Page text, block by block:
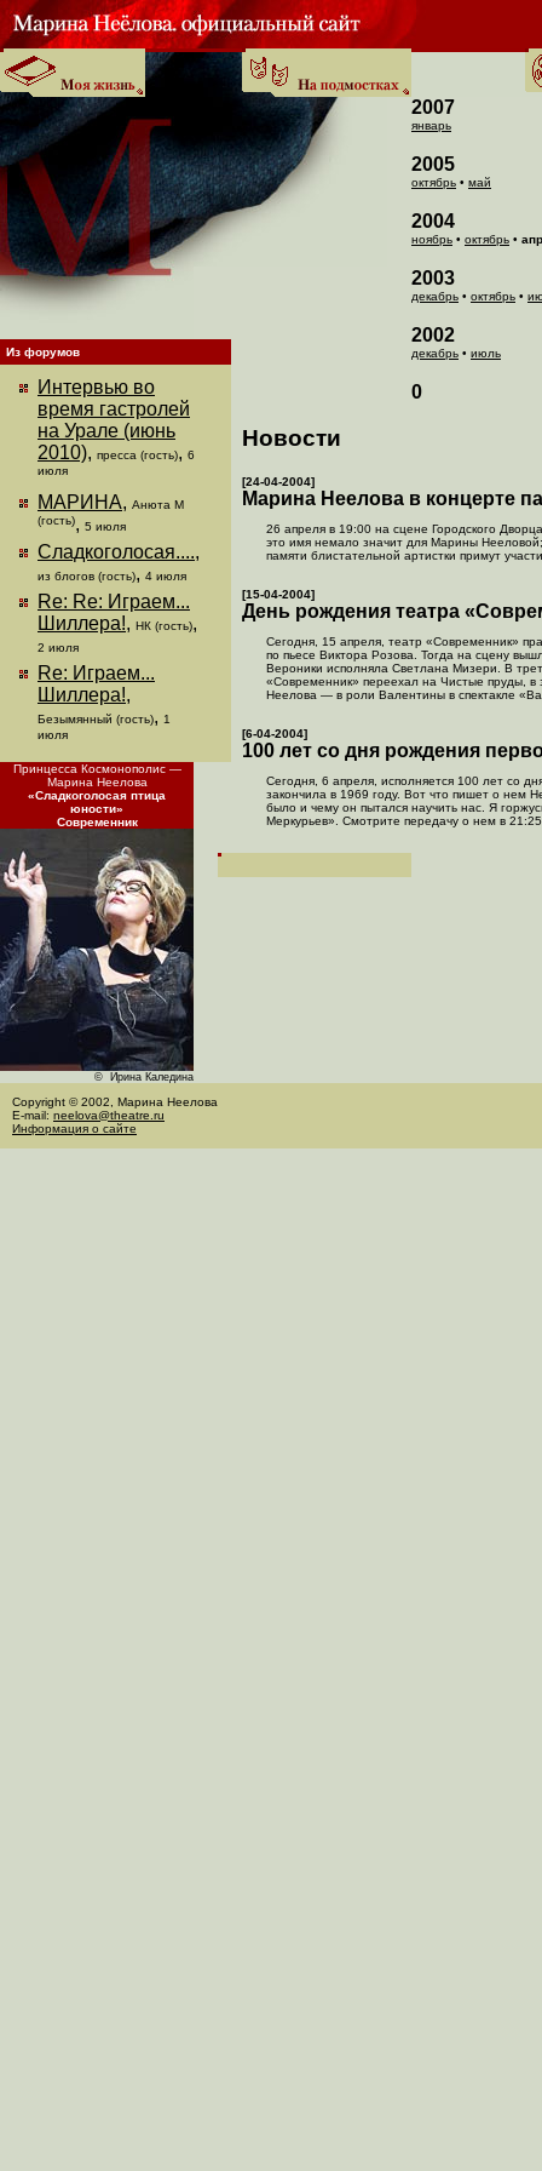
Из форумов
Интервью во
время гастролей
на Урале (июнь
2010), пресса (гость), 6
июля
МАРИНА, Анюта М
(гость), 5 июля
Сладкоголосая....,
из блогов (гость), 4 июля
Re: Re: Играем...
Шиллера!, НК (гость),
2 июля
Re: Играем...
Шиллера!,
Безымянный (гость), 1
июля
2007
январь
2005
октябрь • май
2004
ноябрь • октябрь •
2003
декабрь • октябрь •
2002
декабрь • июль
0
Новости
[24-04-2004]
Марина Неелова в концерте
26 апреля в 19:00 на сцене Городского
это имя немало значит для Марины
памяти блистательной артистки примут
[15-04-2004]
День рождения театра
Сегодня, 15 апреля, театр «Современник»
по пьесе Виктора Розова. Тогда на сцену
Вероники исполняла Светлана Мизери. В
«Современник» переехал на Чистые пруды,
Неелова — в роли Валентины в спектакле
[6-04-2004]
100 лет со дня рождения
Сегодня, 6 апреля, исполняется 100 лет со
закончила в 1969 году. Вот что пишет о нем
было и чему он пытался научить нас. Я
Меркурьев». Смотрите передачу о нем в
Принцесса Космонополис —
Марина Неелова
«Сладкоголосая птица
юности»
Современник
© Ирина Каледина
Copyright © 2002, Марина Неелова
E-mail: neelova@theatre.ru
Информация о сайте